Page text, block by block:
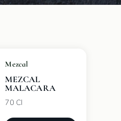
Mezcal
MEZCAL
MALACARA
70 Cl